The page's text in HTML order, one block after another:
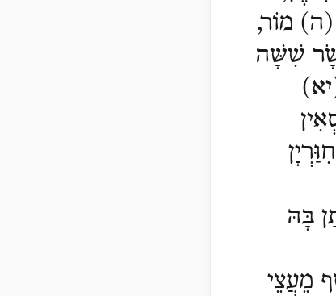
(ה) מוֹר,
שִׁשָּׁה
בָּהּ
מֵעֲצֵי